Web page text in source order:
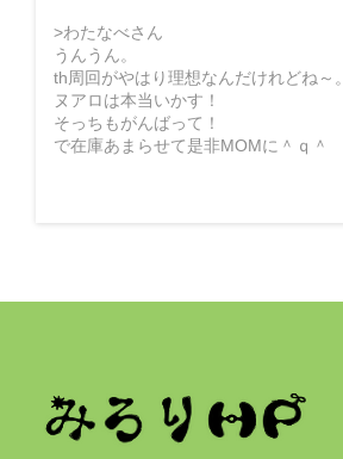
>わたなべさん
うんうん。
th周回がやはり理想なんだけれどね～。
ヌアロは本当いかす！
そっちもがんばって！
で在庫あまらせて是非MOMに＾ｑ＾